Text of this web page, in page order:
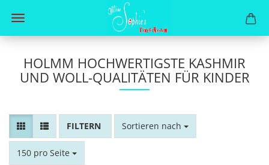
HOLMM HOCHWERTIGSTE KASHMIR
UND WOLL-QUALITÄTEN FÜR KINDER
FILTERSortieren nach
Sortieren nach
150 pro Seite
pro Seite